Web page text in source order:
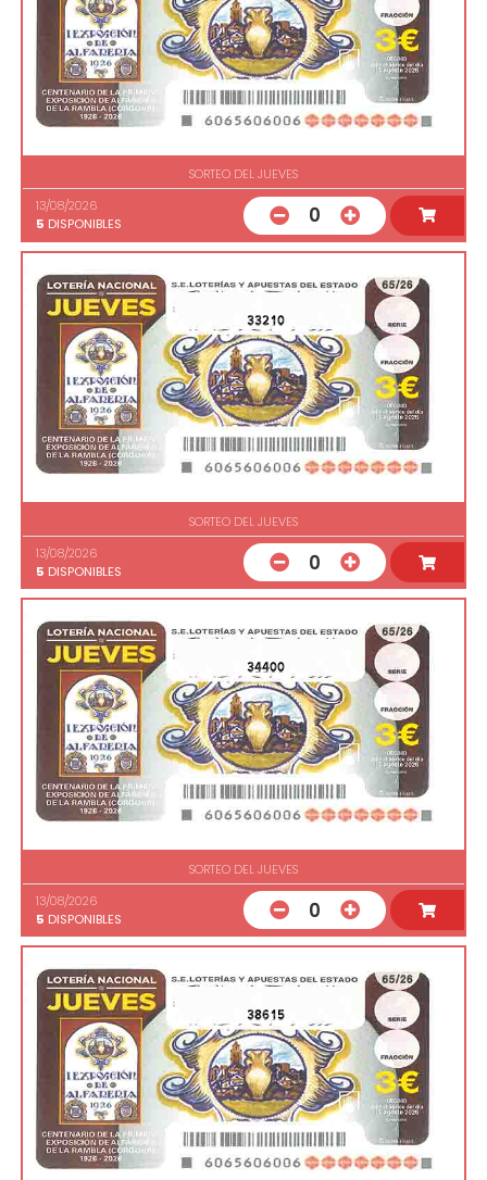
SORTEO DEL JUEVES
13/08/2026
5 DISPONIBLES 0
33210
SORTEO DEL JUEVES
13/08/2026
5 DISPONIBLES 0
34400
SORTEO DEL JUEVES
13/08/2026
5 DISPONIBLES 0
38615